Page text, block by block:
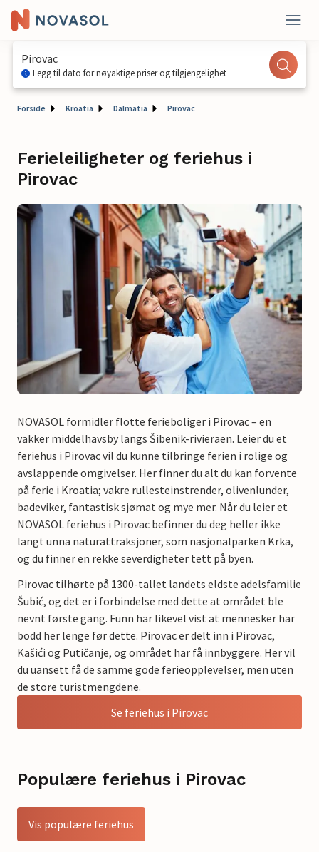
Pirovac
Legg til dato for nøyaktige priser og tilgjengelighet
Forside Kroatia Dalmatia Pirovac
Ferieleiligheter og feriehus i
Pirovac
NOVASOL formidler flotte ferieboliger i Pirovac – en
vakker middelhavsby langs Šibenik-rivieraen. Leier du et
feriehus i Pirovac vil du kunne tilbringe ferien i rolige og
avslappende omgivelser. Her finner du alt du kan forvente
på ferie i Kroatia; vakre rullesteinstrender, olivenlunder,
badeviker, fantastisk sjømat og mye mer. Når du leier et
NOVASOL feriehus i Pirovac befinner du deg heller ikke
langt unna naturattraksjoner, som nasjonalparken Krka,
og du finner en rekke severdigheter tett på byen.
Pirovac tilhørte på 1300-tallet landets eldste adelsfamilie
Šubić, og det er i forbindelse med dette at området ble
nevnt første gang. Funn har likevel vist at mennesker har
bodd her lenge før dette. Pirovac er delt inn i Pirovac,
Kašići og Putičanje, og området har få innbyggere. Her vil
du uansett få de samme gode ferieopplevelser, men uten
de store turistmengdene.
Se feriehus i Pirovac
Populære feriehus i Pirovac
Vis populære feriehus